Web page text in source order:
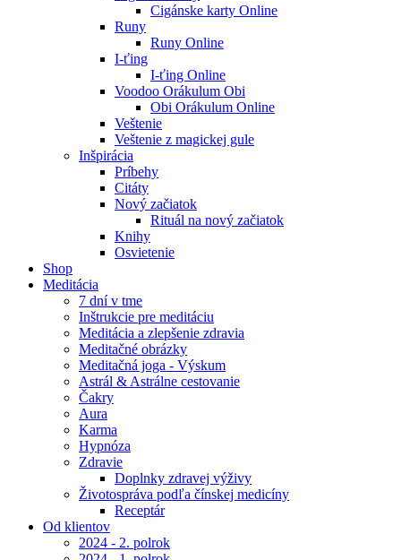
Cigánske karty Online
Runy
Runy Online
I-ťing
I-ťing Online
Voodoo Orákulum Obi
Obi Orákulum Online
Veštenie
Veštenie z magickej gule
Inšpirácia
Príbehy
Citáty
Nový začiatok
Rituál na nový začiatok
Knihy
Osvietenie
Shop
Meditácia
7 dní v tme
Inštrukcie pre meditáciu
Meditácia a zlepšenie zdravia
Meditačné obrázky
Meditačná joga - Výskum
Astrál & Astrálne cestovanie
Čakry
Aura
Karma
Hypnóza
Zdravie
Doplnky zdravej výživy
Životospráva podľa čínskej medicíny
Receptár
Od klientov
2024 - 2. polrok